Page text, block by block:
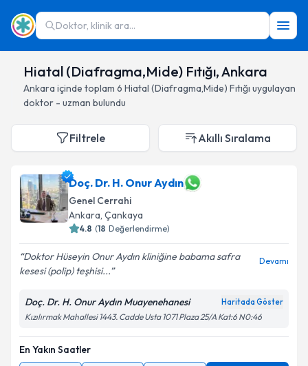
Doktor, klinik ara...
Hiatal (Diafragma,Mide) Fıtığı, Ankara
Ankara içinde toplam 6 Hiatal (Diafragma,Mide) Fıtığı uygulayan
doktor - uzman bulundu
Filtrele Akıllı Sıralama
Doç. Dr. H. Onur Aydın
Genel Cerrahi
Ankara, Çankaya
4.8 (18 Değerlendirme)
Doktor Hüseyin Onur Aydın kliniğine babama safra
kesesi (polip) teşhisi...
Devamı
Doç. Dr. H. Onur Aydın Muayenehanesi Haritada Göster
Kızılırmak Mahallesi 1443. Cadde Usta 1071 Plaza 25/A Kat:6 N0:46
En Yakın Saatler